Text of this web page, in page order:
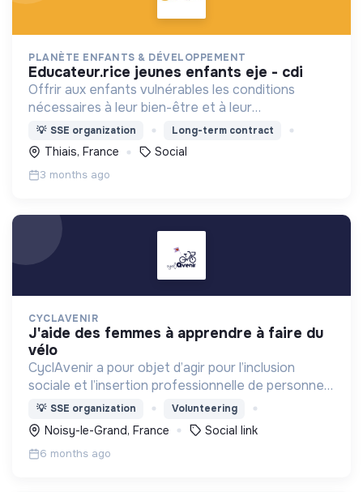
PLANÈTE ENFANTS & DÉVELOPPEMENT
educateur.rice jeunes enfants eje - cdi
Offrir aux enfants vulnérables les conditions
nécessaires à leur bien-être et à leur
épanouissement, en travaillant avec les acteurs
locaux et les familles.
💡 SSE organization Long-term contract
Thiais, France Social
3 months ago
CYCLAVENIR
j'aide des femmes à apprendre à faire du
vélo
CyclAvenir a pour objet d’agir pour l’inclusion
sociale et l’insertion professionnelle de personnes
en situation de précarité et/ou d’exil par
l’utilisation du vélo et l’accès à la culture.
💡 SSE organization Volunteering
Noisy-le-Grand, France Social link
6 months ago